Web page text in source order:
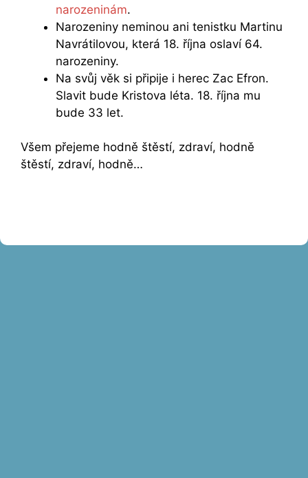
narozeninám.
Narozeniny neminou ani tenistku Martinu
Navrátilovou, která 18. října oslaví 64.
narozeniny.
Na svůj věk si připije i herec Zac Efron.
Slavit bude Kristova léta. 18. října mu
bude 33 let.
Všem přejeme hodně štěstí, zdraví, hodně
štěstí, zdraví, hodně…